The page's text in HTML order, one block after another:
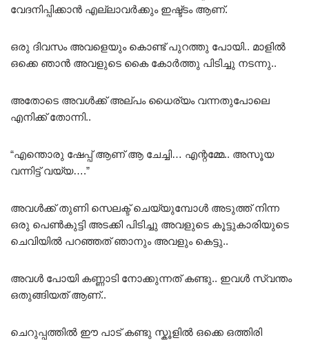
വേദനിപ്പിക്കാൻ എല്ലാവർക്കും ഇഷ്ട്ടം ആണ്.
ഒരു ദിവസം അവളെയും കൊണ്ട് പുറത്തു പോയി.. മാളിൽ
ഒക്കെ ഞാൻ അവളുടെ കൈ കോർത്തു പിടിച്ചു നടന്നു..
അതോടെ അവൾക്ക് അല്പം ധൈര്യം വന്നതുപോലെ
എനിക്ക് തോന്നി..
“എന്തൊരു ഷേപ്പ് ആണ് ആ ചേച്ചി… എന്റമ്മേ.. അസൂയ
വന്നിട്ട് വയ്യ….”
അവൾക്ക് തുണി സെലക്ട് ചെയ്യുമ്പോൾ അടുത്ത് നിന്ന
ഒരു പെൺകുട്ടി അടക്കി പിടിച്ചു അവളുടെ കൂട്ടുകാരിയുടെ
ചെവിയിൽ പറഞ്ഞത് ഞാനും അവളും കെട്ടു..
അവൾ പോയി കണ്ണാടി നോക്കുന്നത് കണ്ടു.. ഇവൾ സ്വന്തം
ഒതുങ്ങിയത് ആണ്..
ചെറുപ്പത്തിൽ ഈ പാട് കണ്ടു സ്കൂളിൽ ഒക്കെ ഒത്തിരി